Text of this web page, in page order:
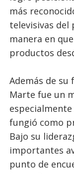
más
televisivas del
manera en
productos
Además de su
Marte fue un
fungió como
Bajo su
importantes
punto de